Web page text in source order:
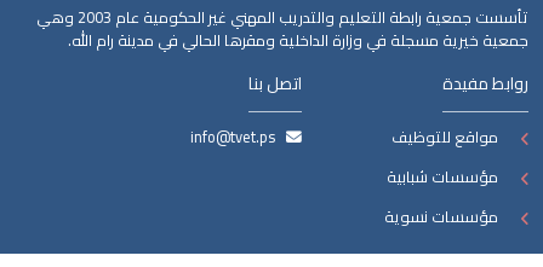
تأسست جمعية رابطة التعليم والتدريب المهني غير الحكومية عام 2003 وهي
جمعية خيرية مسجلة في وزارة الداخلية ومقرها الحالي في مدينة رام الله.
روابط مفيدة
مواقع للتوظيف
مؤسسات شبابية
مؤسسات نسوية
اتصل بنا
info@tvet.ps